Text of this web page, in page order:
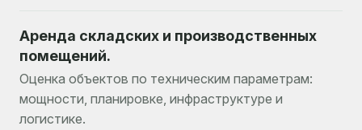
Аренда складских и производственных
помещений.
Оценка объектов по техническим параметрам:
мощности, планировке, инфраструктуре и
логистике.